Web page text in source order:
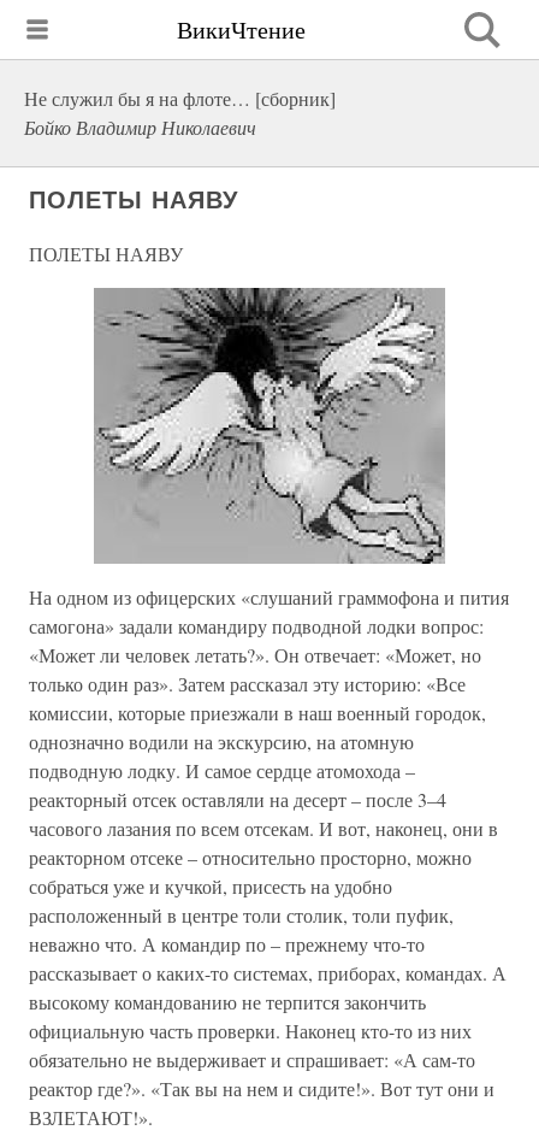
ВикиЧтение
Не служил бы я на флоте… [сборник]
Бойко Владимир Николаевич
ПОЛЕТЫ НАЯВУ
ПОЛЕТЫ НАЯВУ
На одном из офицерских «слушаний граммофона и пития
самогона» задали командиру подводной лодки вопрос:
«Может ли человек летать?». Он отвечает: «Может, но
только один раз». Затем рассказал эту историю: «Все
комиссии, которые приезжали в наш военный городок,
однозначно водили на экскурсию, на атомную
подводную лодку. И самое сердце атомохода –
реакторный отсек оставляли на десерт – после 3–4
часового лазания по всем отсекам. И вот, наконец, они в
реакторном отсеке – относительно просторно, можно
собраться уже и кучкой, присесть на удобно
расположенный в центре толи столик, толи пуфик,
неважно что. А командир по – прежнему что-то
рассказывает о каких-то системах, приборах, командах. А
высокому командованию не терпится закончить
официальную часть проверки. Наконец кто-то из них
обязательно не выдерживает и спрашивает: «А сам-то
реактор где?». «Так вы на нем и сидите!». Вот тут они и
ВЗЛЕТАЮТ!».